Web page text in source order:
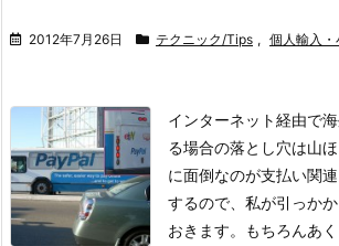
2012年7月26日 テクニック/Tips , 個人輸入・
インターネット経由で
る場合の落とし穴は山
に面倒なのが支払い関連
するので、私が引っか
おきます。
もちろんあ